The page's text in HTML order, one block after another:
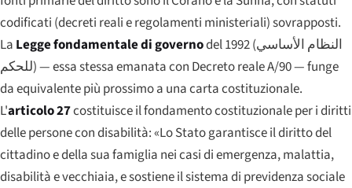
codificati (decreti reali e regolamenti ministeriali) sovrapposti.
La Legge fondamentale di governodel 1992 (النظام الأساسي
للحكم) — essa stessa emanata con Decreto reale A/90 — funge
da equivalente più prossimo a una carta costituzionale.
L'articolo 27costituisce il fondamento costituzionale per i diritti
delle persone con disabilità:«Lo Stato garantisce il diritto del
cittadino e della sua famiglia nei casi di emergenza, malattia,
disabilità e vecchiaia, e sostiene il sistema di previdenza sociale